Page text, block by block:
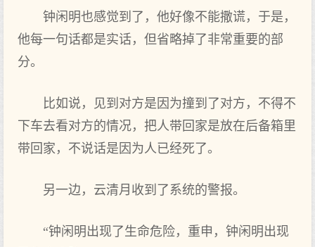
钟闲明也感觉到了，他好像不能撒谎，于是，
他每一句话都是实话，但省略掉了非常重要的部
分。
比如说，见到对方是因为撞到了对方，不得不
下车去看对方的情况，把人带回家是放在后备箱里
带回家，不说话是因为人已经死了。
另一边，云清月收到了系统的警报。
“钟闲明出现了生命危险，重申，钟闲明出现